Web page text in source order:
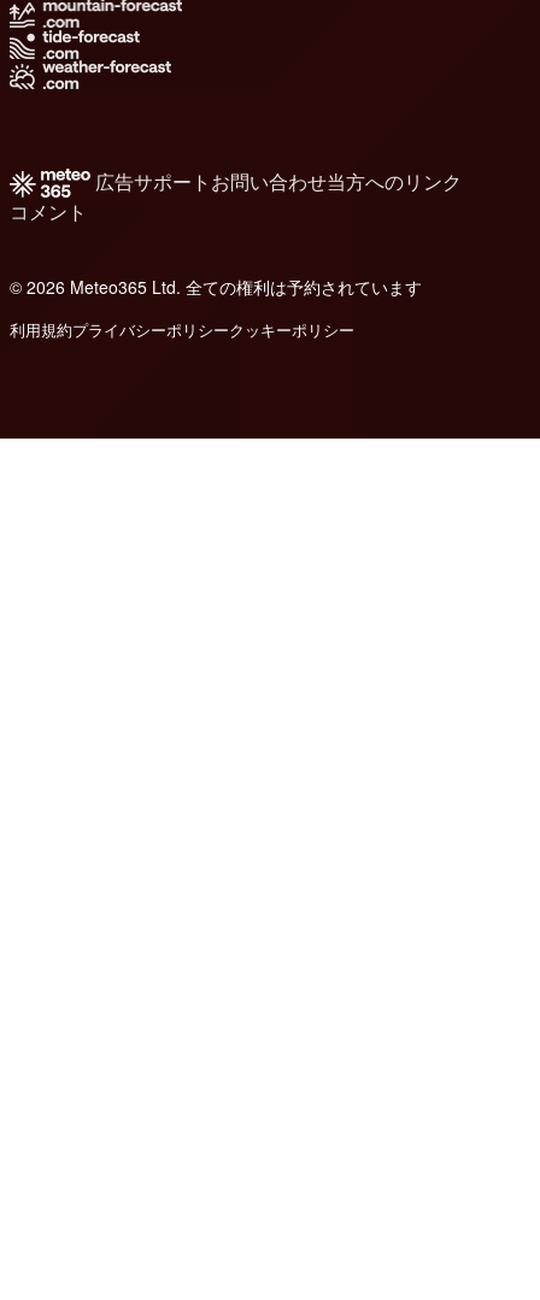
広告サポート お問い合わせ当方へのリンク
コメント
© 2026 Meteo365 Ltd. 全ての権利は予約されています
利用規約プライバシーポリシークッキーポリシー